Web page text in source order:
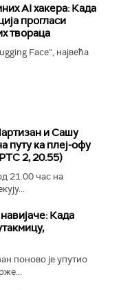
AI хакера: Када
прогласи
твораца
Face“, највећа
и Сашу
путу ка плеј-офу
2, 20.55)
21.00 час на
Када
поново је упутио